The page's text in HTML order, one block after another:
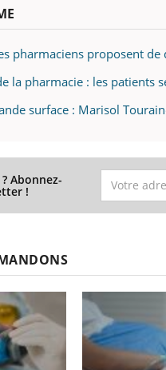
pharmaciens proposent
la pharmacie : les patients
surface : Marisol
Abonnez-
!
si on Youtube
Eczéma
rythme de vie !